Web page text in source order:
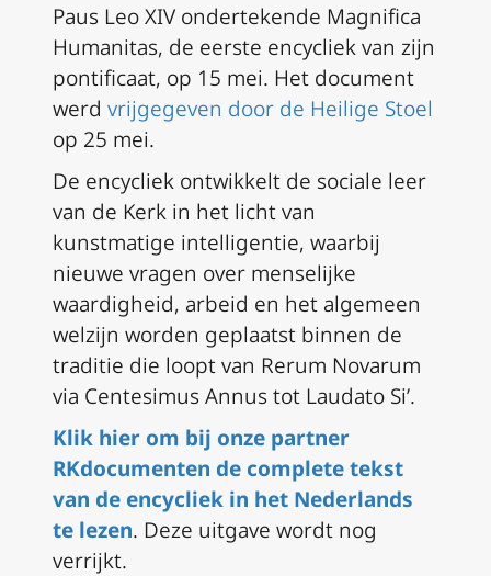
Paus Leo XIV ondertekende Magnifica
Humanitas, de eerste encycliek van zijn
pontificaat, op 15 mei. Het document
werd vrijgegeven door de Heilige Stoel
op 25 mei.
De encycliek ontwikkelt de sociale leer
van de Kerk in het licht van
kunstmatige intelligentie, waarbij
nieuwe vragen over menselijke
waardigheid, arbeid en het algemeen
welzijn worden geplaatst binnen de
traditie die loopt van Rerum Novarum
via Centesimus Annus tot Laudato Si’.
Klik hier om bij onze partner
RKdocumenten de complete tekst
van de encycliek in het Nederlands
te lezen. Deze uitgave wordt nog
verrijkt.